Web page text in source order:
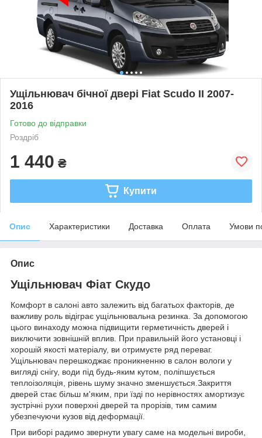
Ущільнювач бічної двері Fiat Scudo II 2007-
2016
Готово до відправки
Роздріб
1 440 ₴
Купити
Опис Характеристики Доставка Оплата Умови
Опис
Ущільнювач Фіат Скудо
Комфорт в салоні авто залежить від багатьох факторів, де
важливу роль відіграє ущільнювальна резинка. За допомогою
цього винаходу можна підвищити герметичність дверей і
виключити зовнішній вплив. При правильній його установці і
хорошій якості матеріалу, ви отримуєте ряд переваг.
Ущільнювач перешкоджає проникненню в салон вологи у
вигляді снігу, води під будь-яким кутом, поліпшується
теплоізоляція, рівень шуму значно зменшується.Закриття
дверей стає більш м'яким, при їзді по нерівностях амортизує
зустрічні рухи поверхні дверей та прорізів, тим самим
убезпечуючи кузов від деформації.
При виборі радимо звернути увагу саме на модельні вироби,